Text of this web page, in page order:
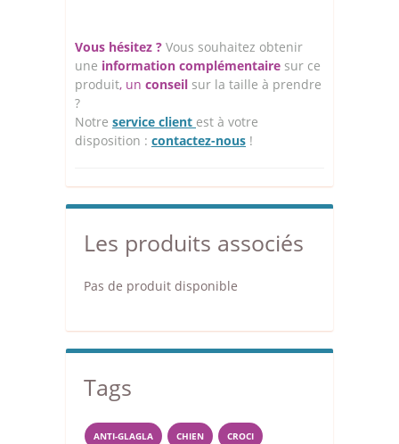
Vous hésitez ? Vous souhaitez obtenir
une information complémentaire sur ce
produit, un conseil sur la taille à prendre
?
Notre service client est à votre
disposition : contactez-nous !
Les produits associés
Pas de produit disponible
Tags
ANTI-GLAGLA CHIEN CROCI